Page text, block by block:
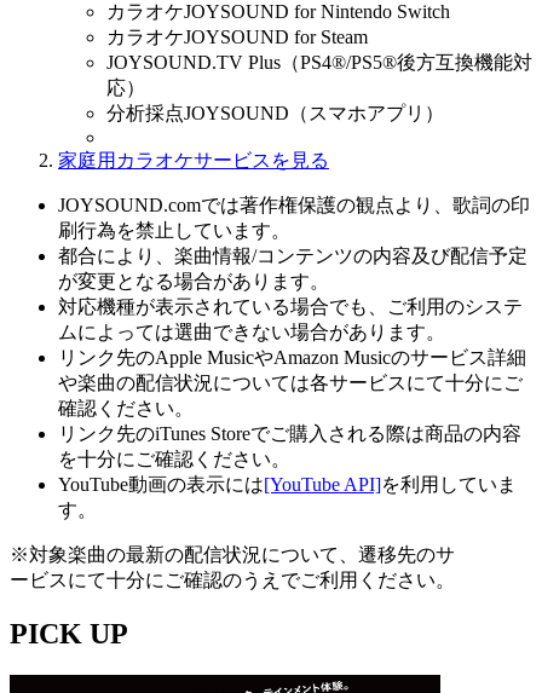
カラオケJOYSOUND for Nintendo Switch
カラオケJOYSOUND for Steam
JOYSOUND.TV Plus（PS4®/PS5®後方互換機能対
応）
分析採点JOYSOUND（スマホアプリ）
家庭用カラオケサービスを見る
JOYSOUND.comでは著作権保護の観点より、歌詞の印
刷行為を禁止しています。
都合により、楽曲情報/コンテンツの内容及び配信予定
が変更となる場合があります。
対応機種が表示されている場合でも、ご利用のシステ
ムによっては選曲できない場合があります。
リンク先のApple MusicやAmazon Musicのサービス詳細
や楽曲の配信状況については各サービスにて十分にご
確認ください。
リンク先のiTunes Storeでご購入される際は商品の内容
を十分にご確認ください。
YouTube動画の表示には[YouTube API]を利用していま
す。
※対象楽曲の最新の配信状況について、遷移先のサ
ービスにて十分にご確認のうえでご利用ください。
PICK UP